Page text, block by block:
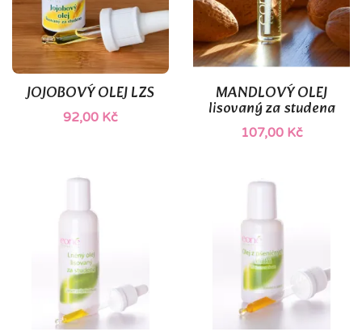
JOJOBOVÝ OLEJ LZS
92,00 Kč
MANDLOVÝ OLEJ
lisovaný za studena
107,00 Kč